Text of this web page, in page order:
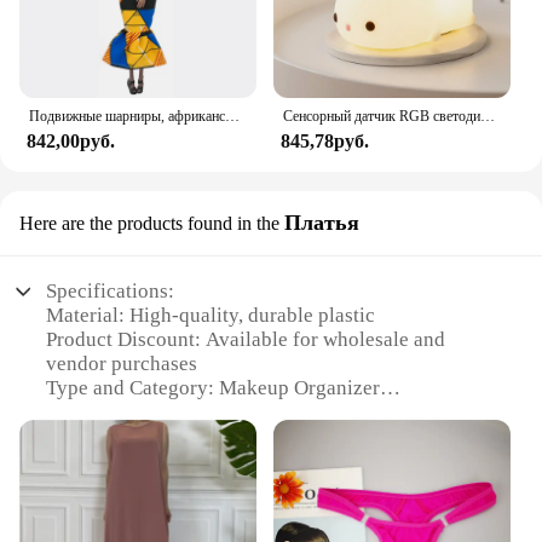
Подвижные шарниры, африканская черная кукла для американских кукол, аксессуары, тело Nudy с одеждой для Барби, игрушка для девочки, ролевая детская игрушка, подарок
842,00руб.
Сенсорный датчик RGB светодиодный ночник с кроликом, 16 цветов, USB перезаряжаемая силиконовая лампа в виде кролика для детей, детские игрушки, подарок на фестиваль
845,78руб.
Here are the products found in the Платья
Specifications:
Material: High-quality, durable plastic
Product Discount: Available for wholesale and
vendor purchases
Type and Category: Makeup Organizer
on functionality
Usage and Purpose: Ideal for organizing and
displaying makeup sets
Shape or Size or Weight or Quantity: Compact and
lightweight, perfect for various spaces